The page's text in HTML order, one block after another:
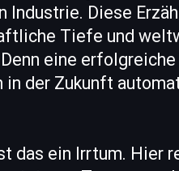
Industrie. Diese
Tiefe und
eine
in der Zukunft
das ein Irrtum. Hier